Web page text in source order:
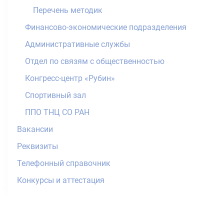
Перечень методик
Финансово-экономические подразделения
Административные службы
Отдел по связям с общественностью
Конгресс-центр «Рубин»
Спортивный зал
ППО ТНЦ СО РАН
Вакансии
Реквизиты
Телефонный справочник
Конкурсы и аттестация